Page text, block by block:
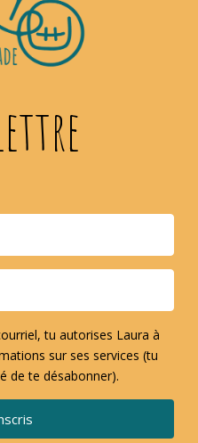
tu autorises Laura à
sur ses services (tu
de te désabonner).